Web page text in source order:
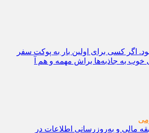
اگر کسی برای اولین بار به پوکت سفر
به جاذبه‌ها براش مهمه و هم آ
مالی و به‌روزرسانی اطلاعات در